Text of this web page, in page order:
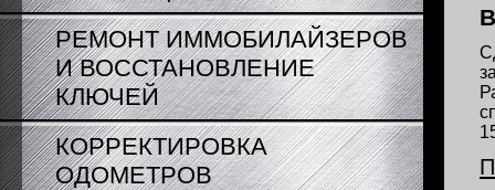
РЕМОНТ ИММОБИЛАЙЗЕРОВ
И ВОССТАНОВЛЕНИЕ
КЛЮЧЕЙ
КОРРЕКТИРОВКА
ОДОМЕТРОВ